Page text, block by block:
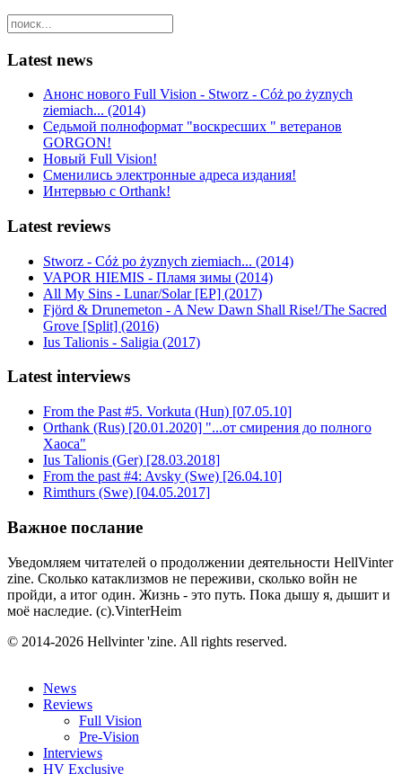
Latest news
Анонс нового Full Vision - Stworz - Cóż po żyznych
ziemiach... (2014)
Седьмой полноформат "воскресших " ветеранов
GORGON!
Новый Full Vision!
Сменились электронные адреса издания!
Интервью с Orthank!
Latest reviews
Stworz - Cóż po żyznych ziemiach... (2014)
VAPOR HIEMIS - Пламя зимы (2014)
All My Sins - Lunar/Solar [EP] (2017)
Fjörd & Drunemeton - A New Dawn Shall Rise!/The Sacred
Grove [Split] (2016)
Ius Talionis - Saligia (2017)
Latest interviews
From the Past #5. Vorkuta (Hun) [07.05.10]
Orthank (Rus) [20.01.2020] "...от смирения до полного
Хаоса"
Ius Talionis (Ger) [28.03.2018]
From the past #4: Avsky (Swe) [26.04.10]
Rimthurs (Swe) [04.05.2017]
Важное послание
Уведомляем читателей о продолжении деятельности HellVinter
zine. Сколько катаклизмов не переживи, сколько войн не
пройди, а итог один. Жизнь - это путь. Пока дышу я, дышит и
моё наследие. (с).VinterHeim
© 2014-2026 Hellvinter 'zine. All rights reserved.
News
Reviews
Full Vision
Pre-Vision
Interviews
HV Exclusive